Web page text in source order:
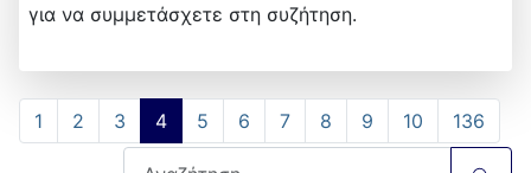
για να συμμετάσχετε στη συζήτηση.
1 2 3 4 5 6 7 8 9 10 136